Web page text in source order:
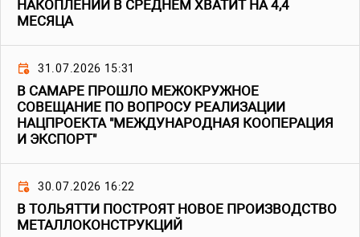
НАКОПЛЕНИЙ В СРЕДНЕМ ХВАТИТ НА 4,4
МЕСЯЦА
31.07.2026 15:31
В САМАРЕ ПРОШЛО МЕЖОКРУЖНОЕ
СОВЕЩАНИЕ ПО ВОПРОСУ РЕАЛИЗАЦИИ
НАЦПРОЕКТА "МЕЖДУНАРОДНАЯ КООПЕРАЦИЯ
И ЭКСПОРТ"
30.07.2026 16:22
В ТОЛЬЯТТИ ПОСТРОЯТ НОВОЕ ПРОИЗВОДСТВО
МЕТАЛЛОКОНСТРУКЦИЙ